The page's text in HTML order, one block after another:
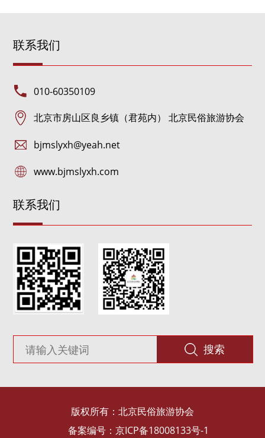
联系我们
010-60350109
北京市房山区良乡镇（君苑内） 北京民俗旅游协会
bjmslyxh@yeah.net
www.bjmslyxh.com
联系我们
搜索
版权所有：北京民俗旅游协会
备案编号：京ICP备18008133号-1